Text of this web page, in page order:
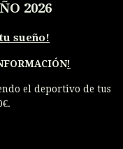
2026
sueño!
!
el deportivo de tus